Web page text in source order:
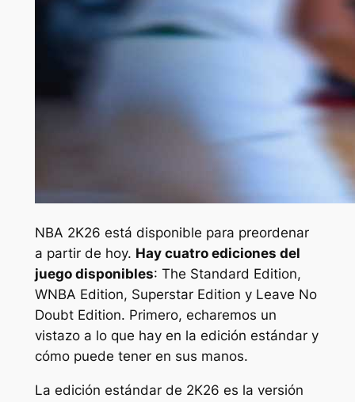
NBA 2K26 está disponible para preordenar
a partir de hoy. Hay cuatro ediciones del
juego disponibles: The Standard Edition,
WNBA Edition, Superstar Edition y Leave No
Doubt Edition. Primero, echaremos un
vistazo a lo que hay en la edición estándar y
cómo puede tener en sus manos.
La edición estándar de 2K26 es la versión